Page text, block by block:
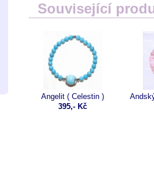
Související
Angelit ( Celestin )
395,- Kč